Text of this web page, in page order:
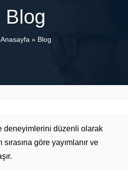
Blog
Anasayfa » Blog
deneyimlerini düzenli olarak
göre yayımlanır ve